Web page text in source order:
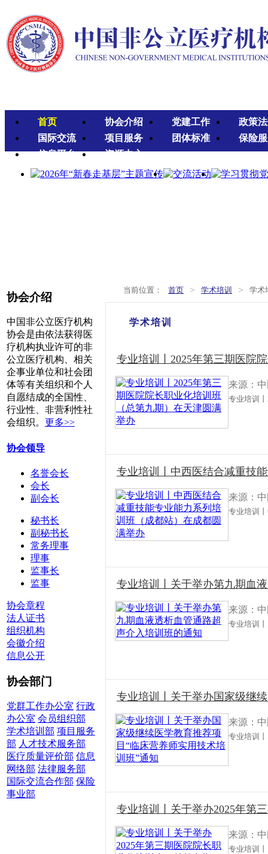
首页 协会介绍 党建工作
政策
国际交流
项目服务 团体标准
保险
信息平台
资源中心
协会介绍
中国非公立医疗机构
协会是由依法获得医
疗机构执业许可的非
公立医疗机构、相关
企事业单位和社会团
体等有关组织和个人
自愿结成的全国性、
行业性、非营利性社
会组织。 更多>>
协会领导
名誉会长
会长
副会长
秘书长
副秘书长
常务理事
理事
监事长
监事
协会章程
法人证书
组织机构
会徽介绍
信息公开
协会部门
党群工作办公室 行政
办公室 会员组织部
学术培训部 项目服务
部 人才技术服务部
医疗质量评价部 信息
网络部 法律服务部
国际交流合作部 保险
事业部
当前位置： 首页 > 学术培训 > 学术
学术培训
专业培训丨2025年第三期医院
来源：
专业培训
专业培训丨中西医结合减重技
来源：
专业培训
专业培训丨关于举办第九期血
来源：
专业培训
专业培训丨关于举办国家级继
来源：
专业培训
专业培训丨关于举办2025年第
来源：
专业培训